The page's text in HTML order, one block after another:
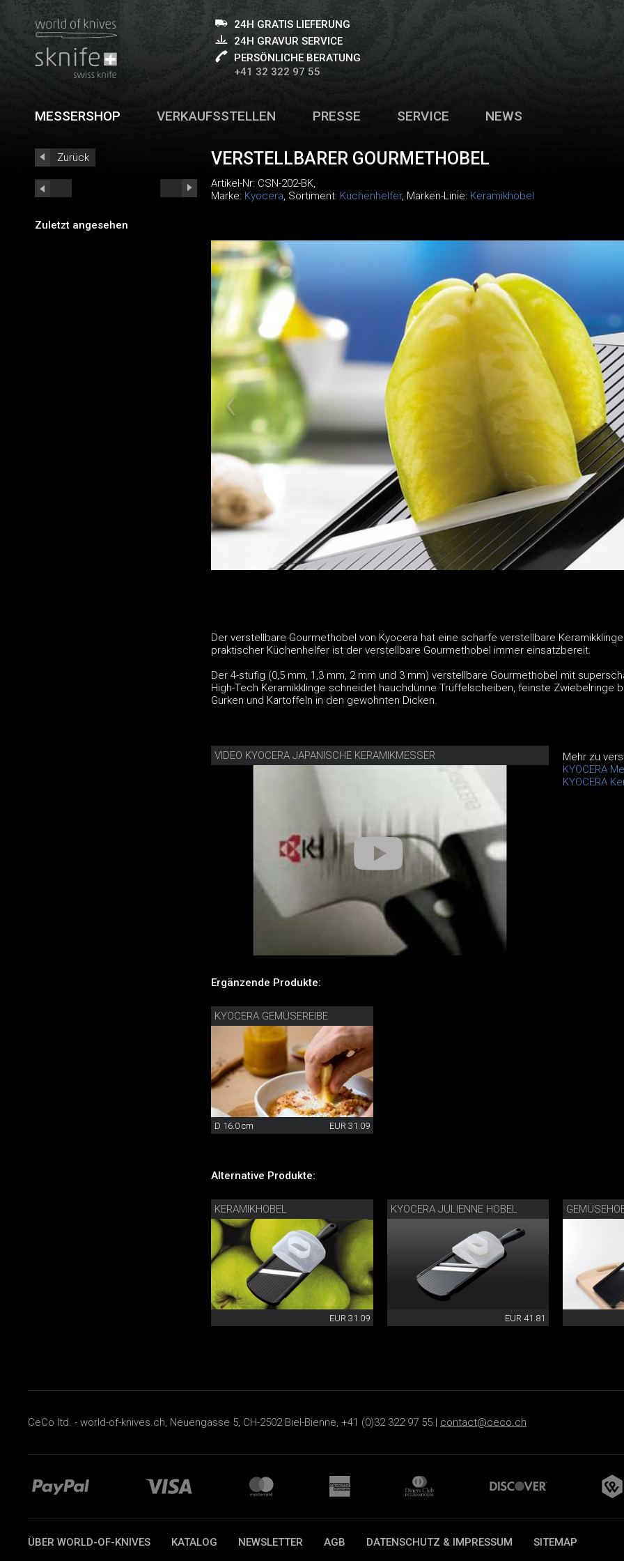
24H GRATIS LIEFERUNG
24H GRAVUR SERVICE
PERSÖNLICHE BERATUNG
+41 32 322 97 55
MESSERSHOP VERKAUFSSTELLEN PRESSE SERVICE NEWS
Zurück
Zuletzt angesehen
VERSTELLBARER GOURMETHOBEL
Artikel-Nr: CSN-202-BK,
Marke: Kyocera, Sortiment: Küchenhelfer, Marken-Linie: Keramikhobel
Der verstellbare Gourmethobel von Kyocera hat eine scharfe verstellbare
praktischer Küchenhelfer ist der verstellbare Gourmethobel immer einsatzbereit.
Der 4-stufig (0,5 mm, 1,3 mm, 2 mm und 3 mm) verstellbare Gourmethobel mit
High-Tech Keramikklinge schneidet hauchdünne Trüffelscheiben, feinste Zwiebelringe
Gurken und Kartoffeln in den gewohnten Dicken.
VIDEO KYOCERA JAPANISCHE KERAMIKMESSER
Mehr zu
KYOCERA
KYOCERA
Ergänzende Produkte:
KYOCERA GEMÜSEREIBE
D 16.0 cm EUR 31.09
Alternative Produkte:
KERAMIKHOBEL
EUR 31.09
KYOCERA JULIENNE HOBEL
EUR 41.81
CeCo ltd. - world-of-knives.ch, Neuengasse 5, CH-2502 Biel-Bienne, +41 (0)32 322 97 55 | contact@ceco.ch
ÜBER WORLD-OF-KNIVES KATALOG NEWSLETTER AGB DATENSCHUTZ & IMPRESSUM SITEMAP